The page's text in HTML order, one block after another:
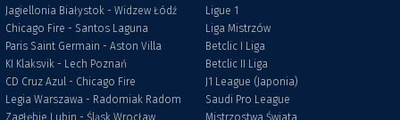
Jagiellonia Białystok - Widzew Łódź
Chicago Fire - Santos Laguna
Paris Saint Germain - Aston Villa
KI Klaksvik - Lech Poznań
CD Cruz Azul - Chicago Fire
Legia Warszawa - Radomiak Radom
Zagłębie Lubin - Śląsk Wrocław
Ligue 1
Liga Mistrzów
Betclic I Liga
Betclic II Liga
J1 League (Japonia)
Saudi Pro League
Mistrzostwa Świata